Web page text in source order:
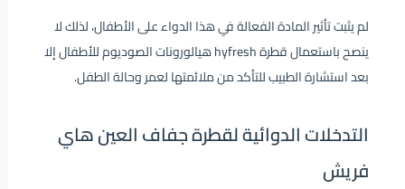
لم يثبت تأثير المادة الفعالة في هذا الدواء على الأطفال، لذلك لا
ينصح باستعمال قطرة hyfresh هيالورونات الصوديوم للأطفال إلا
بعد استشارة الطبيب للتأكد من ملائمتها لعمر وحالة الطفل.
التدخلات الدوائية لقطرة جفاف العين هاي
فريش